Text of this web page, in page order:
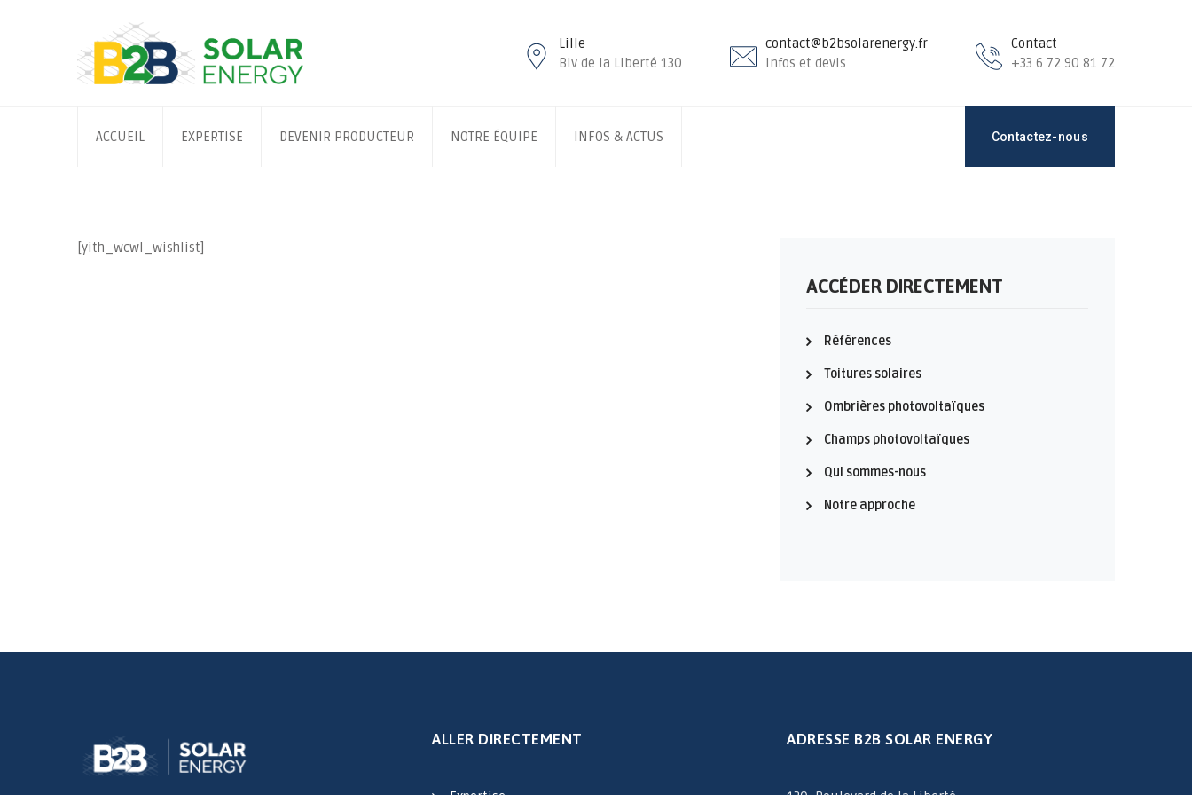
Lille
Blv de la Liberté 130
contact@b2bsolarenergy.fr
Infos et devis
Contact
+33 6 72 90 81 72
ACCUEIL EXPERTISE DEVENIR PRODUCTEUR NOTRE ÉQUIPE INFOS & ACTUS Contactez-nous
[yith_wcwl_wishlist]
ACCÉDER DIRECTEMENT
Références
Toitures solaires
Ombrières photovoltaïques
Champs photovoltaïques
Qui sommes-nous
Notre approche
ALLER DIRECTEMENT ADRESSE B2B SOLAR ENERGY